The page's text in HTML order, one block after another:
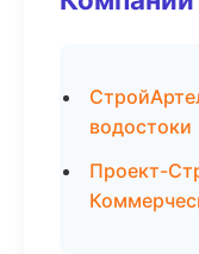
водостоки
Проект-